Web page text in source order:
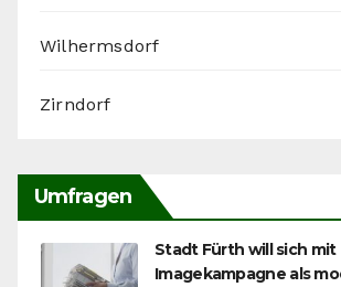
Wilhermsdorf
Zirndorf
Umfragen
Stadt Fürth will sich mit
Imagekampagne als